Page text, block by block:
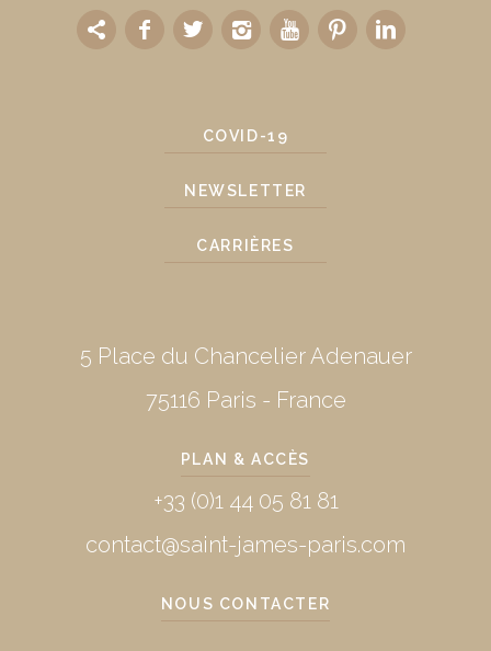
COVID-19
NEWSLETTER
CARRIÈRES
5 Place du Chancelier Adenauer
75116 Paris - France
PLAN & ACCÈS
+33 (0)1 44 05 81 81
contact@saint-james-paris.com
NOUS CONTACTER